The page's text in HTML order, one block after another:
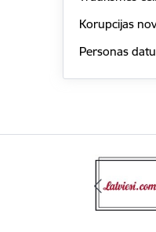
Korupcijas
Personas